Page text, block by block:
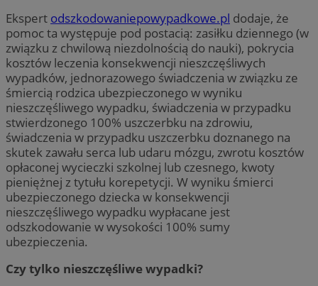
Ekspert odszkodowaniepowypadkowe.pl dodaje, że
pomoc ta występuje pod postacią: zasiłku dziennego (w
związku z chwilową niezdolnością do nauki), pokrycia
kosztów leczenia konsekwencji nieszczęśliwych
wypadków, jednorazowego świadczenia w związku ze
śmiercią rodzica ubezpieczonego w wyniku
nieszczęśliwego wypadku, świadczenia w przypadku
stwierdzonego 100% uszczerbku na zdrowiu,
świadczenia w przypadku uszczerbku doznanego na
skutek zawału serca lub udaru mózgu, zwrotu kosztów
opłaconej wycieczki szkolnej lub czesnego, kwoty
pieniężnej z tytułu korepetycji. W wyniku śmierci
ubezpieczonego dziecka w konsekwencji
nieszczęśliwego wypadku wypłacane jest
odszkodowanie w wysokości 100% sumy
ubezpieczenia.
Czy tylko nieszczęśliwe wypadki?